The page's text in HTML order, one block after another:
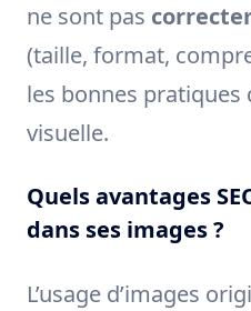
ne sont pas
(taille, format,
les bonnes pratiques
visuelle.
Quels avantages
dans ses images ?
L’usage d’images